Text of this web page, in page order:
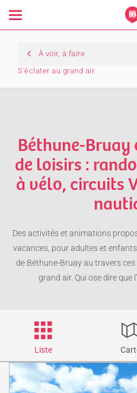
Toggle
À voir, à faire
S'éclater au grand air
Béthune-
de loisirs :
à vélo, circuits
Des activités et animations
vacances, pour adultes et
de Béthune-Bruay au travers
grand air. Qui ose dire que
Liste